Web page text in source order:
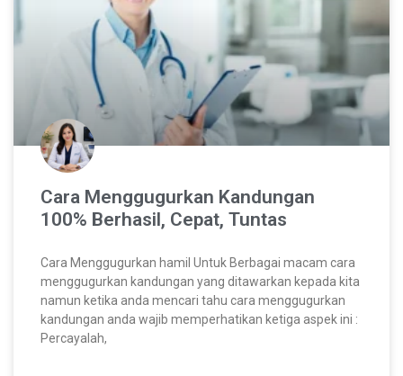
Cara Menggugurkan Kandungan
100% Berhasil, Cepat, Tuntas
Cara Menggugurkan hamil Untuk Berbagai macam cara
menggugurkan kandungan yang ditawarkan kepada kita
namun ketika anda mencari tahu cara menggugurkan
kandungan anda wajib memperhatikan ketiga aspek ini :
Percayalah,